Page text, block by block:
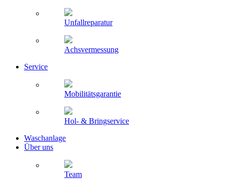
Unfallreparatur
Achsvermessung
Service
Mobilitätsgarantie
Hol- & Bringservice
Waschanlage
Über uns
Team